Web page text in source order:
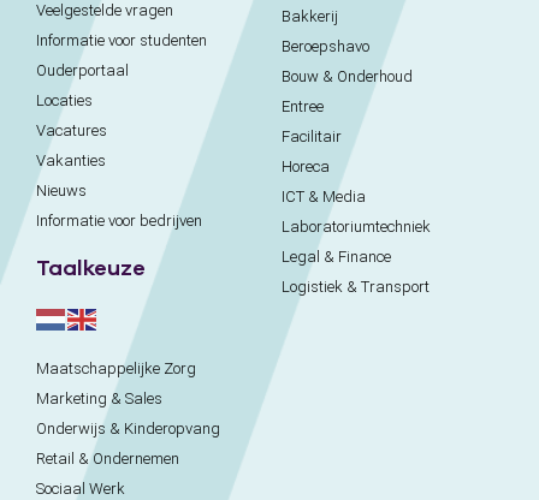
Veelgestelde vragen
Informatie voor studenten
Ouderportaal
Locaties
Vacatures
Vakanties
Nieuws
Informatie voor bedrijven
Taalkeuze
Bakkerij
Beroepshavo
Bouw & Onderhoud
Entree
Facilitair
Horeca
ICT & Media
Laboratoriumtechniek
Legal & Finance
Logistiek & Transport
Maatschappelijke Zorg
Marketing & Sales
Onderwijs & Kinderopvang
Retail & Ondernemen
Sociaal Werk